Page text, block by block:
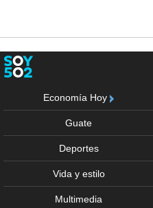
Economía Hoy
Guate
Deportes
Vida y estilo
Multimedia